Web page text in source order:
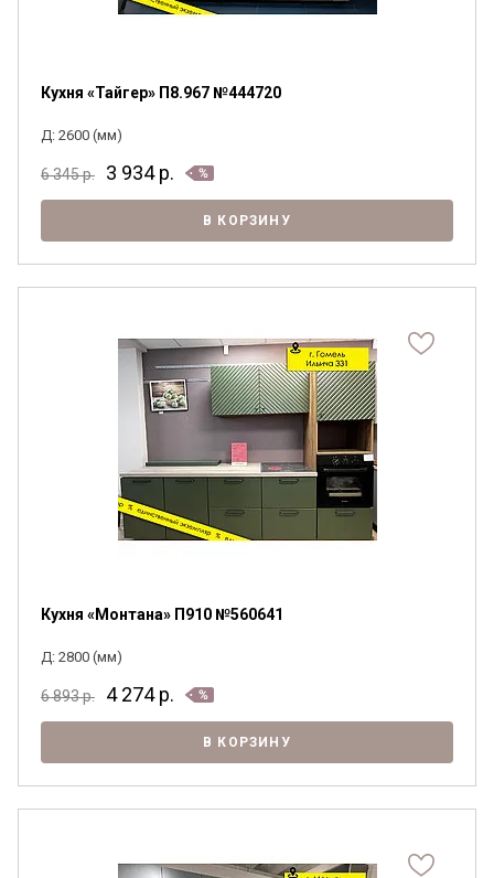
согласен на их обработку.
Кухня «Тайгер» П8.967 №444720
Д: 2600 (мм)
6 345р. 3 934р.
В КОРЗИНУ
Кухня «Монтана» П910 №560641
Д: 2800 (мм)
6 893р. 4 274р.
В КОРЗИНУ